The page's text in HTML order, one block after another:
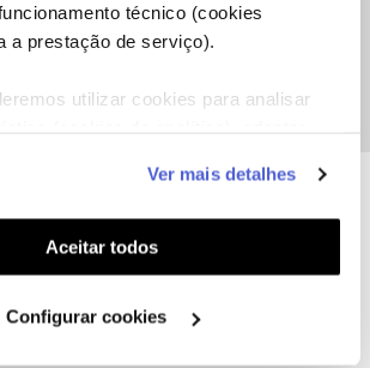
técnico (cookies
a prestação de serviço).
utilizar cookies para analisar
de personalização e
adaptar anúncios aos seus interesses
personalizada). Pode gerir a
clicando em "Configurar
Ver mais detalhes
Aceitar todos
Configurar cookies
as duas redes? 2.4 GHz e 5 GHz, terá de
funcionar, eu tenho um i7+ e tenho